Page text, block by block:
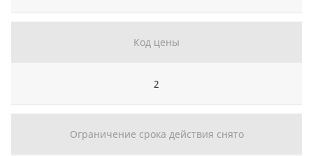
Код цены
2
Ограничение срока действия снято